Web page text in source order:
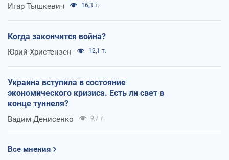
Игар Тышкевич 16,3 т.
Когда закончится война?
Юрий Христензен 12,1 т.
Украина вступила в состояние
экономического кризиса. Есть ли свет в
конце туннеля?
Вадим Денисенко 9,7 т.
Все мнения